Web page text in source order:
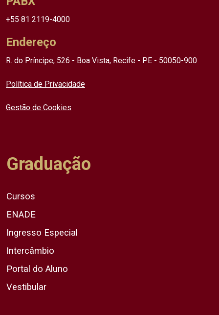
+55 81 2119-4000
Endereço
R. do Príncipe, 526 - Boa Vista, Recife - PE - 50050-900
Política de Privacidade
Gestão de Cookies
Graduação
Cursos
ENADE
Ingresso Especial
Intercâmbio
Portal do Aluno
Vestibular